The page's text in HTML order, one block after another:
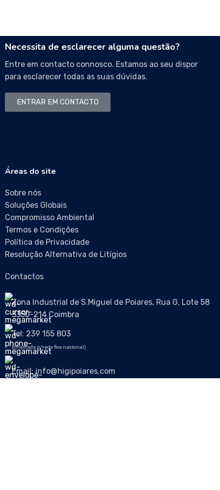
Necessita de esclarecer alguma questão?
Entre em contacto connosco. Estamos ao seu dispor
para esclarecer todas as suas dúvidas.
ENTRAR EM CONTACTO
Áreas do site
Sobre nós
Soluções Globais
Compromisso Ambiental
Termos e Condições
Política de Privacidade
Resolução Alternativa de Litígios
Contactos
Zona Industrial de S.Miguel de Poiares, Rua G, Lote 58
3350-214 Coimbra
Tel: 239 155 803
(chamada p/rede fixa nacional)
Email: info@higipoiares.com